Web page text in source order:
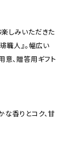
しみいただきた
職人』。幅広い
意、贈答用ギフト
香りとコク、甘